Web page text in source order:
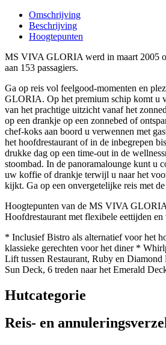
Omschrijving
Beschrijving
Hoogtepunten
MS VIVA GLORIA werd in maart 2005
aan 153 passagiers.
Ga op reis vol feelgood-momenten en
GLORIA. Op het premium schip komt u
van het prachtige uitzicht vanaf het
op een drankje op een zonnebed of
chef-koks aan boord u verwennen met
het hoofdrestaurant of in de inbegrepen
drukke dag op een time-out in de
stoombad. In de panoramalounge kunt u
uw koffie of drankje terwijl u naar het
kijkt. Ga op een onvergetelijke reis met
Hoogtepunten van de MS VIVA
Hoofdrestaurant met flexibele eettijden
* Inclusief Bistro als alternatief voor het
klassieke gerechten voor het diner *
Lift tussen Restaurant, Ruby en Diamond
Sun Deck, 6 treden naar het Emerald
Hutcategorie
Reis- en